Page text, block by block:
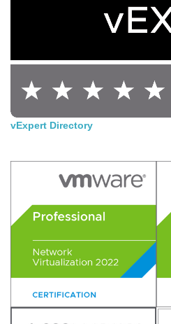
vExpert Directory